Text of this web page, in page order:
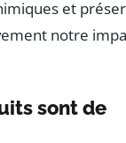
et
notre
sont de